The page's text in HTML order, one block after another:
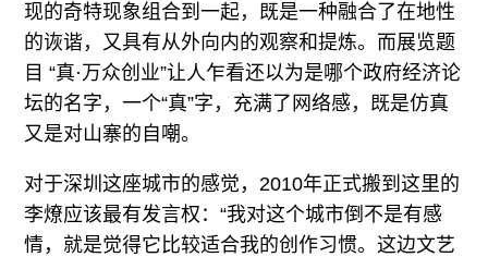
现的奇特现象组合到一起，既是一种融合了在地性
的诙谐，又具有从外向内的观察和提炼。而展览题
目 “真·万众创业”让人乍看还以为是哪个政府经济论
坛的名字，一个“真”字，充满了网络感，既是仿真
又是对山寨的自嘲。
对于深圳这座城市的感觉，2010年正式搬到这里的
李燎应该最有发言权：“我对这个城市倒不是有感
情，就是觉得它比较适合我的创作习惯。这边文艺